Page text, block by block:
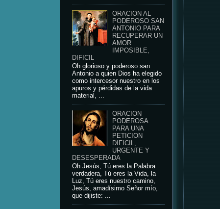
ORACION AL
PODEROSO SAN
ANTONIO PARA
RECUPERAR UN
AMOR
IMPOSIBLE,
DIFICIL
Oh glorioso y poderoso san
Antonio a quien Dios ha elegido
como intercesor nuestro en los
apuros y pérdidas de la vida
material, ...
ORACION
PODEROSA
PARA UNA
PETICION
DIFICIL,
URGENTE Y
DESESPERADA
Oh Jesús, Tú eres la Palabra
verdadera, Tú eres la Vida, la
Luz, Tú eres nuestro camino,
Jesús, amadísimo Señor mío,
que dijiste: ...